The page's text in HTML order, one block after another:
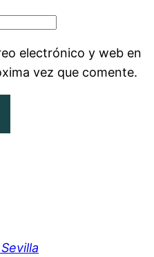
electrónico y web en
vez que comente.